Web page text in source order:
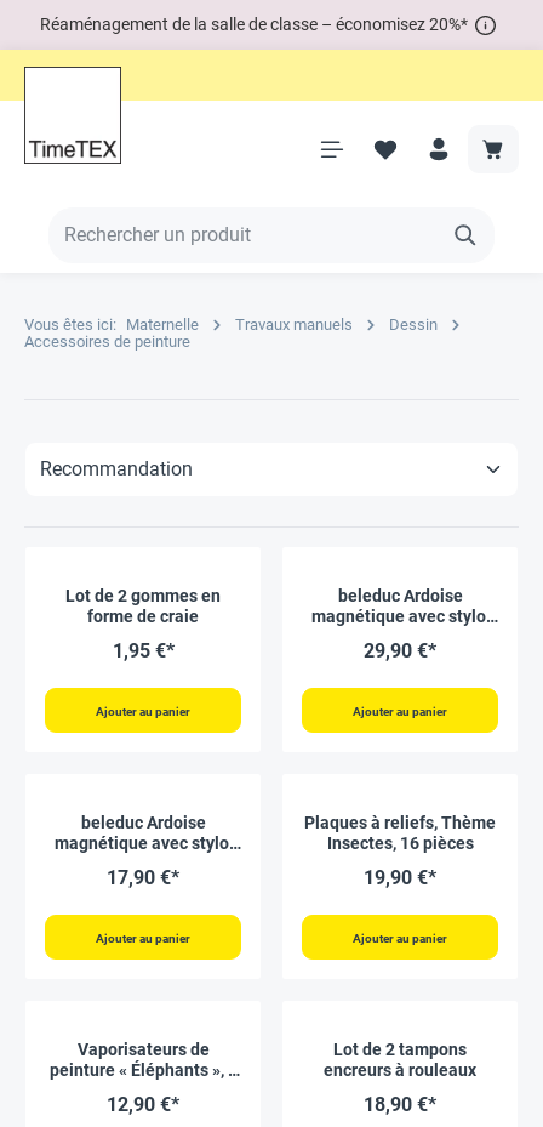
Réaménagement de la salle de classe – économisez 20%*
Vous êtes ici: Maternelle Travaux manuels
Dessin
Accessoires de peinture
Lot de 2 gommes en
forme de craie
1,95 €*
Ajouter au panier
beleduc Ardoise
magnétique avec stylo,
29,90 €*
Ajouter au panier
beleduc Ardoise
magnétique avec stylo,
17,90 €*
Ajouter au panier
Plaques à reliefs, Thème
Insectes, 16 pièces
19,90 €*
Ajouter au panier
Vaporisateurs de
peinture « Éléphants », 5
12,90 €*
Lot de 2 tampons
encreurs à rouleaux
18,90 €*